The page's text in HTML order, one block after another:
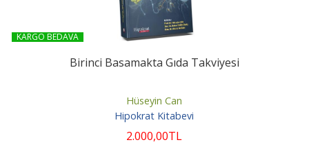
KARGO BEDAVA
Birinci Basamakta Gıda Takviyesi
Hüseyin Can
Hipokrat Kitabevi
2.000,00TL